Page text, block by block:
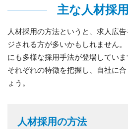
主な人材採
人材採用の方法というと、求人広
ジされる方が多いかもしれません
にも多様な採用手法が登場していま
それぞれの特徴を把握し、自社に
ょう。
人材採用の方法